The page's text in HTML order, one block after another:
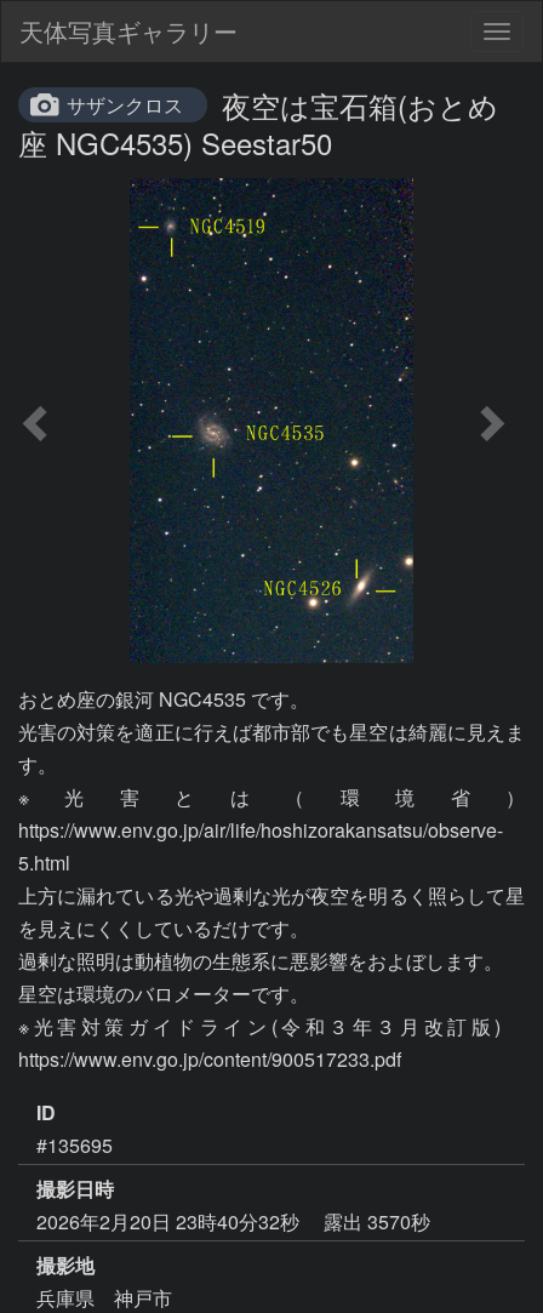
天体写真ギャラリー
サザンクロス
夜空は宝石箱(おとめ
座 NGC4535) Seestar50
おとめ座の銀河 NGC4535 です。
光害の対策を適正に行えば都市部でも星空は綺麗に見えま
す。
※光害とは（環境省）
https://www.env.go.jp/air/life/hoshizorakansatsu/observe-
5.html
上方に漏れている光や過剰な光が夜空を明るく照らして星
を見えにくくしているだけです。
過剰な照明は動植物の生態系に悪影響をおよぼします。
星空は環境のバロメーターです。
※光害対策ガイドライン(令和３年３月改訂版)
ID
#135695
撮影日時
2026年2月20日 23時40分32秒
露出 3570秒
撮影地
兵庫県 神戸市